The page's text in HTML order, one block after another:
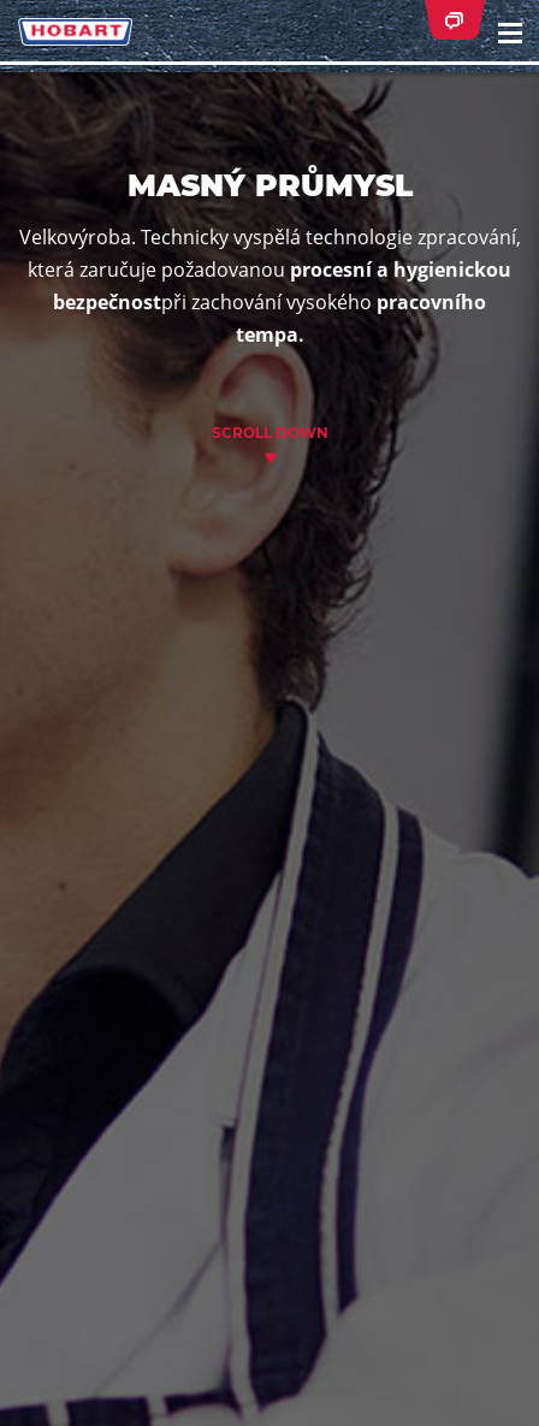
MASNÝ PRŮMYSL
Velkovýroba. Technicky vyspělá technologie zpracování,
která zaručuje požadovanou procesní a hygienickou
bezpečnostpři zachování vysokého pracovního
tempa.
SCROLL DOWN